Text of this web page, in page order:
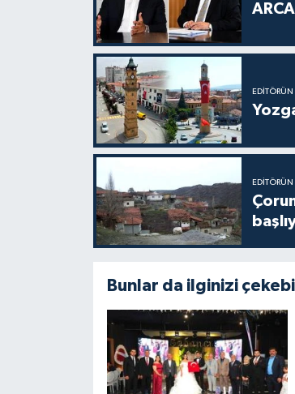
EDITÖRÜN
EDITÖRÜN
Bunlar da ilginizi